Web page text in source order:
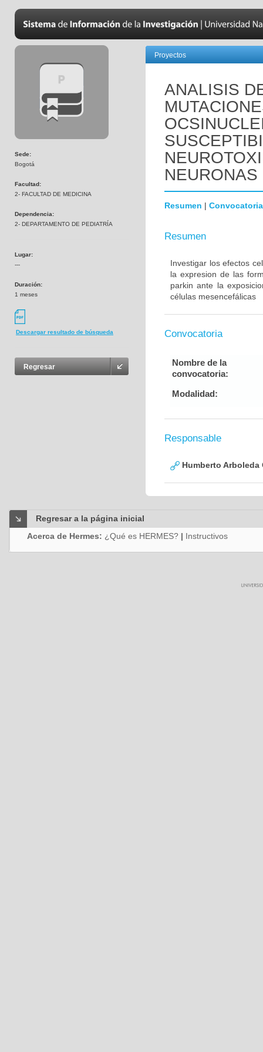
Sede:
Bogotá
Facultad:
2- FACULTAD DE MEDICINA
Dependencia:
2- DEPARTAMENTO DE PEDIATRÍA
Lugar:
---
Duración:
1 meses
Descargar resultado de búsqueda
Regresar
Proyectos
ANALISIS
Resumen | Convocatoria
Resumen
Investigar los efectos
la expresion de las
parkin ante la
células mesencefálicas
Convocatoria
Nombre de la
convocatoria:
Modalidad:
Responsable
Humberto Arboleda
Regresar a la página inicial
Acerca de Hermes: ¿Qué es HERMES? | Instructivos